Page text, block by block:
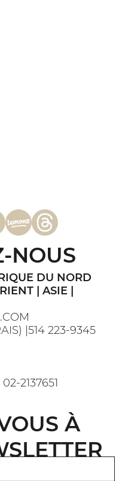
DU NORD
| ASIE |
|514 223-9345
2137651
NOUS
À